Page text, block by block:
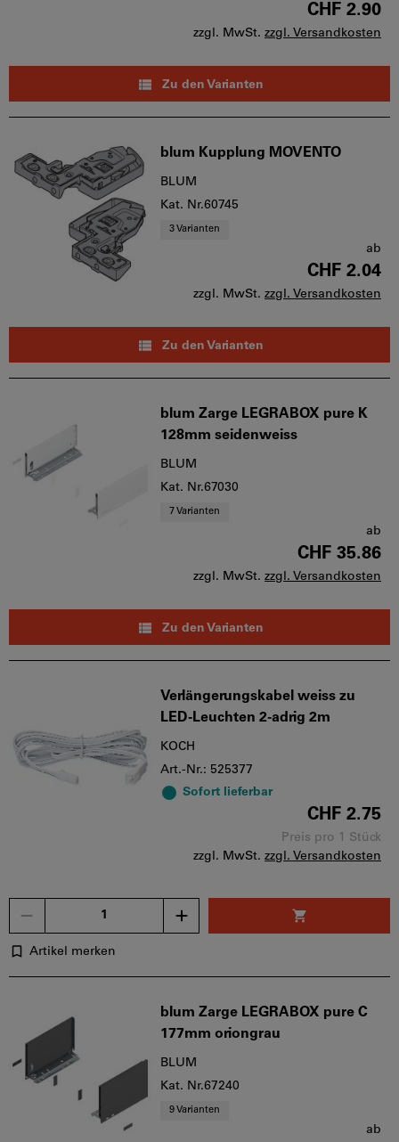
CHF 2.90
zzgl. MwSt. zzgl. Versandkosten
Zu den Varianten
blum Kupplung MOVENTO
BLUM
Kat. Nr.60745
3 Varianten
ab
CHF 2.04
zzgl. MwSt. zzgl. Versandkosten
Zu den Varianten
blum Zarge LEGRABOX pure K
128mm seidenweiss
BLUM
Kat. Nr.67030
7 Varianten
ab
CHF 35.86
zzgl. MwSt. zzgl. Versandkosten
Zu den Varianten
Verlängerungskabel weiss zu
LED-Leuchten 2-adrig 2m
KOCH
Art.-Nr.: 525377
Sofort lieferbar
CHF 2.75
Preis pro 1 Stück
zzgl. MwSt. zzgl. Versandkosten
Artikel merken
blum Zarge LEGRABOX pure C
177mm oriongrau
BLUM
Kat. Nr.67240
9 Varianten
ab